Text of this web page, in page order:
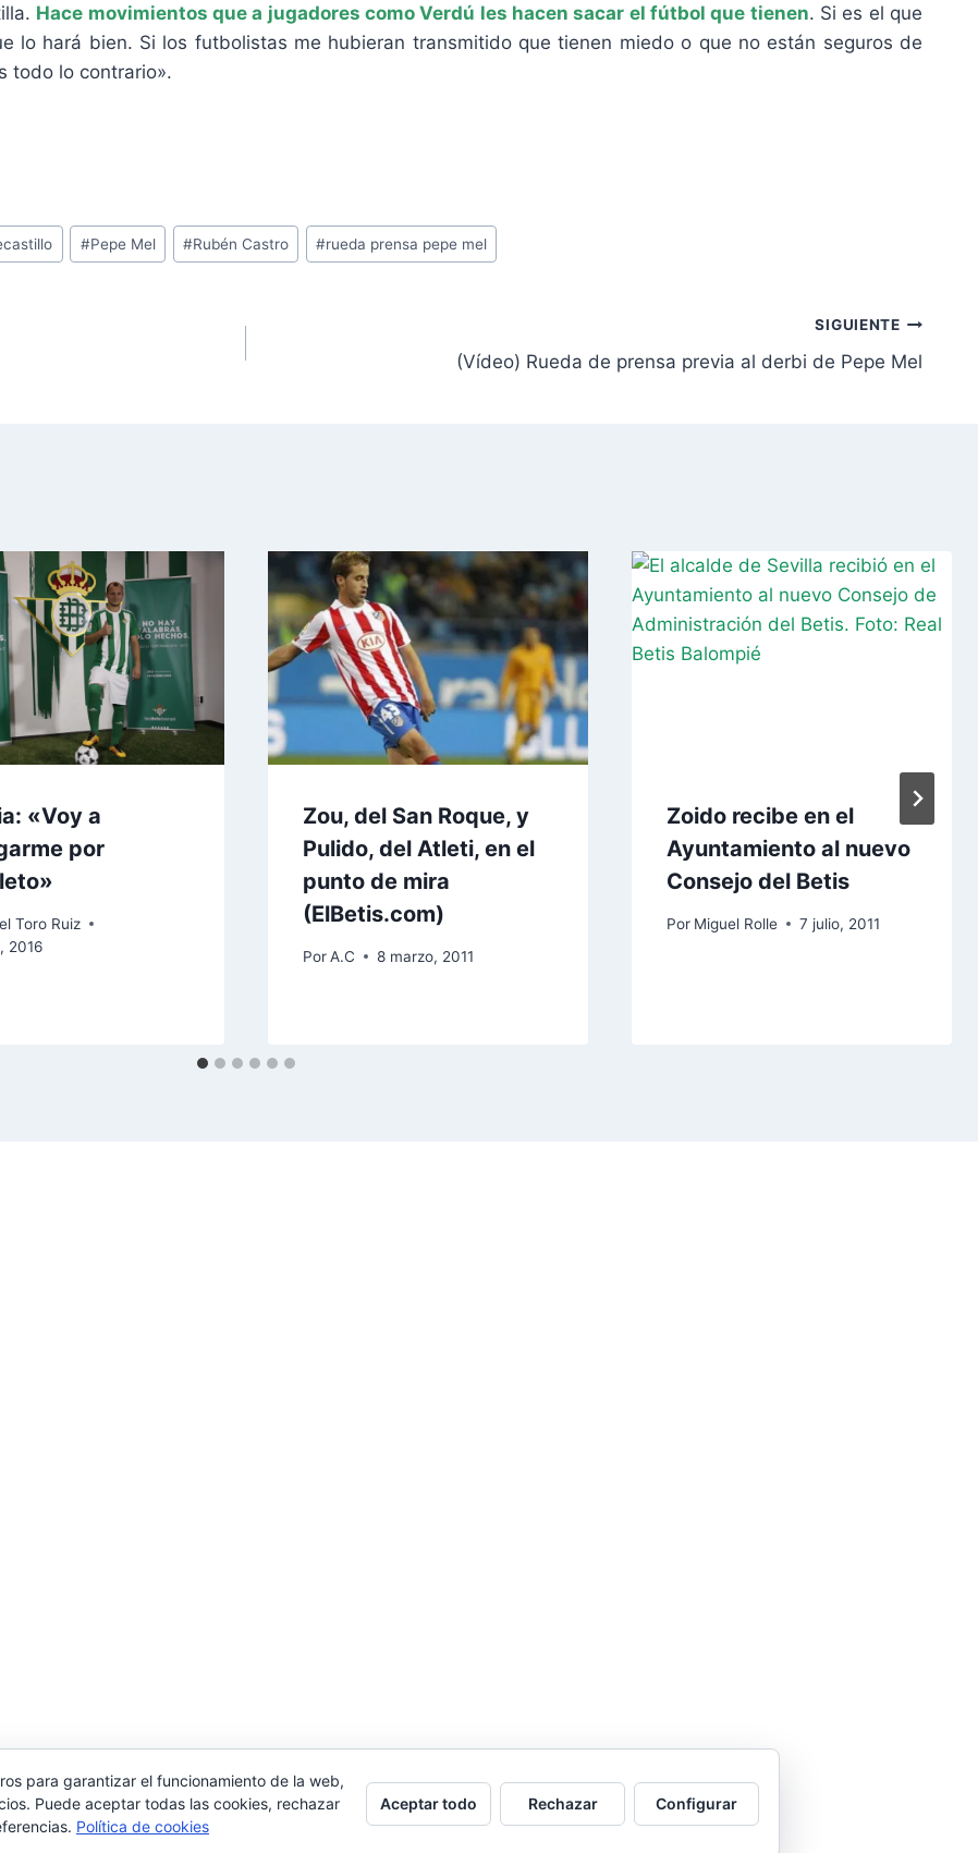
Hace movimientos que a jugadores como Verdú les hacen sacar el fútbol que tienen. Si es el que
lo hará bien. Si los futbolistas me hubieran transmitido que tienen miedo o que no están seguros de
todo lo contrario».
#Pepe Mel #Rubén Castro #rueda prensa pepe mel
SIGUIENTE
(Vídeo) Rueda de prensa previa al derbi de Pepe Mel
«Voy a
por
Toro Ruiz
2016
Zou, del San Roque, y
Pulido, del Atleti, en el
punto de mira
(ElBetis.com)
PorA.C 8 marzo, 2011
Zoido recibe en el
Ayuntamiento al nuevo
Consejo del Betis
Por Miguel Rolle 7 julio, 2011
Manquepierda - Tema para WordPress porKadence WP
para garantizar el funcionamiento de la web,
Puede aceptar todas las cookies, rechazar
Política de cookies
Aceptar todo Rechazar Configurar